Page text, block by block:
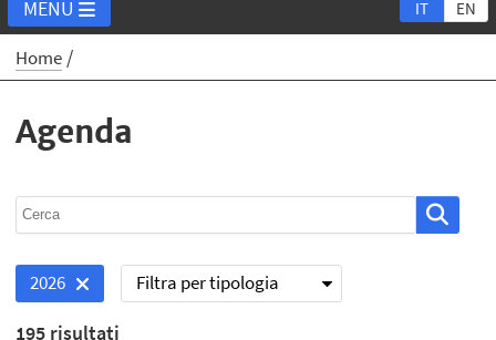
IT EN
MENU
Home
Agenda
2026 Filtra per tipologia
195 risultati